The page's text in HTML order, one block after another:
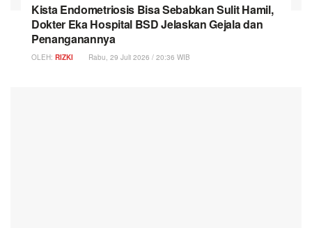
Kista Endometriosis Bisa Sebabkan Sulit Hamil,
Dokter Eka Hospital BSD Jelaskan Gejala dan
Penanganannya
OLEH: RIZKI Rabu, 29 Juli 2026 / 20:36 WIB